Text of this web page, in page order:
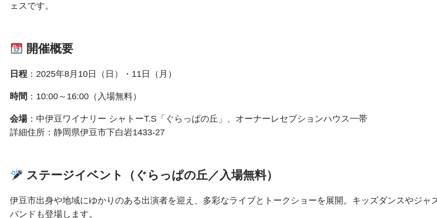
ェスです。
開催概要
日程 ：2025年8月10日（日）・11日（月）
時間 ：10:00～16:00（入場無料）
会場：中伊豆ワイナリー シャトーT.S「ぐらっぱの丘」、オーナーレセプションハウス一帯
詳細住所：静岡県伊豆市下白岩1433‑27
ステージイベント（ぐらっぱの丘／入場無料）
伊豆市出身や地域にゆかりのある出演者を迎え、多彩なライブとトークショーを展開。キッズダンスやジャ
バンドも登場します。